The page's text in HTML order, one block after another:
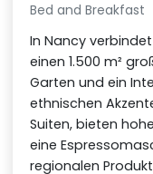
Bed and Breakfast
In Nancy verbindet
einen 1.500 m²
Garten und ein
ethnischen
Suiten, bieten
eine
regionalen